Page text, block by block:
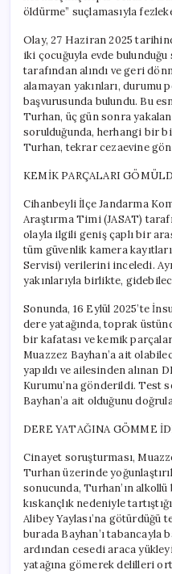
öldürme” suçlamasıyla
Olay, 27 Haziran 2025
iki çocuğuyla evde
tarafından alındı ve geri
alamayan yakınları, durumu
başvurusunda bulundu. Bu
Turhan, üç gün sonra
sorulduğunda, herhangi bir
Turhan, tekrar cezaevine
KEMİK PARÇALARI
Cihanbeyli İlçe Jandarma
Araştırma Timi (JASAT)
olayla ilgili geniş çaplı bir
tüm güvenlik kamera
Servisi) verilerini inceledi.
yakınlarıyla birlikte,
Sonunda, 16 Eylül 2025’te
dere yatağında, toprak
bir kafatası ve kemik
Muazzez Bayhan’a ait
yapıldı ve ailesinden alınan
Kurumu’na gönderildi. Test
Bayhan’a ait olduğunu
DERE YATAĞINA GÖMME
Cinayet soruşturması,
Turhan üzerinde
sonucunda, Turhan’ın alkollü
kıskançlık nedeniyle
Alibey Yaylası’na götürdüğü
burada Bayhan’ı tabancayla
ardından cesedi araca
yatağına gömerek delilleri